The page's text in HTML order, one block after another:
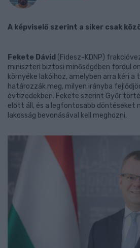
A képviselő szerint a siker csak
Fekete Dávid (Fidesz-KDNP)
miniszteri biztosi minőségében fordul
környéke lakóihoz, amelyben arra kéri a
határozzák meg, milyen irányba
évtizedekben. Fekete szerint Győr
előtt áll, és a legfontosabb döntéseket
lakosság bevonásával kell meghozni.